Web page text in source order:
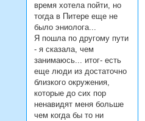
время хотела пойти, но
тогда в Питере еще не
было эниолога...
Я пошла по другому пути
- я сказала, чем
занимаюсь... итог- есть
еще люди из достаточно
близкого окружения,
которые до сих пор
ненавидят меня больше
чем когда бы то ни